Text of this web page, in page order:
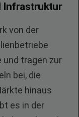
Infrastruktur
von der
tragen zur
bei, die
hinaus
es in der